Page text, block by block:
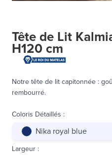
Tête de Lit
H120 cm
Notre tête de lit capitonnée :
rembourré.
Coloris Détaillés :
Nika royal blue
Largeur :